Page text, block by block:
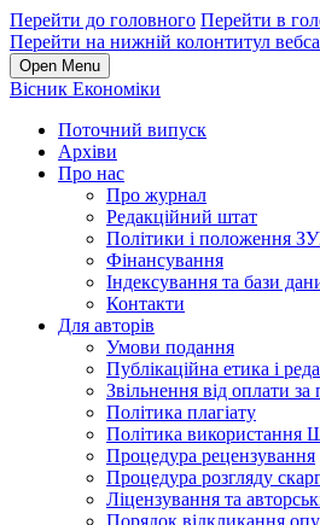
Перейти до головного Перейти в
Перейти на нижній колонтитул
Open Menu
Вісник Економіки
Поточний випуск
Архіви
Про нас
Про журнал
Редакційний штат
Політики і положення
Фінансування
Індексування та бази
Контакти
Для авторів
Умови подання
Публікаційна етика і
Звільнення від оплати за
Політика плагіату
Політика використання
Процедура рецензування
Процедура розгляду
Ліцензування та
Порядок відкликання